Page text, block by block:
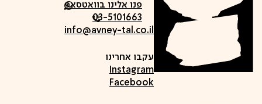
פנו אלינו בוואטסאפ
03-5101663
info@avney-tal.co.il
עקבו אחרינו
Instagram
Facebook